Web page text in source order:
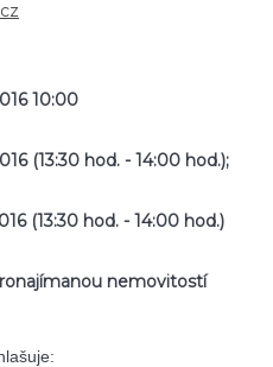
10:00
(13:30 hod. - 14:00 hod.);
(13:30 hod. - 14:00 hod.)
nemovitostí